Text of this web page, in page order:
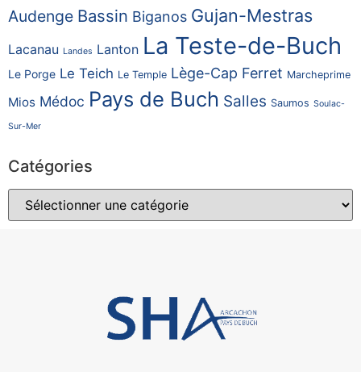
Audenge Bassin Biganos Gujan-Mestras
Lacanau Landes Lanton La Teste-de-Buch
Le Porge Le Teich Le Temple Lège-Cap Ferret Marcheprime
Mios Médoc Pays de Buch Salles Saumos Soulac-
Sur-Mer
Catégories